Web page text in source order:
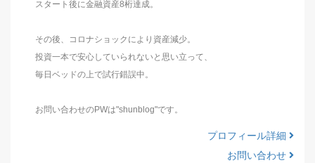
スタート後に金融資産8桁達成。
その後、コロナショックにより資産減少。
投資一本で安心していられないと思い立って、
毎日ベッドの上で試行錯誤中。
お問い合わせのPWは"shunblog"です。
プロフィール詳細
お問い合わせ